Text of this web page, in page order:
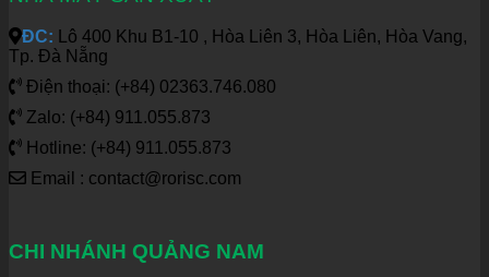
ĐC: Lô 400 Khu B1-10 , Hòa Liên 3, Hòa Liên, Hòa Vang,
Tp. Đà Nẵng
Điện thoại: (+84) 02363.746.080
Zalo: (+84) 911.055.873
Hotline: (+84) 911.055.873
Email : contact@rorisc.com
CHI NHÁNH QUẢNG NAM